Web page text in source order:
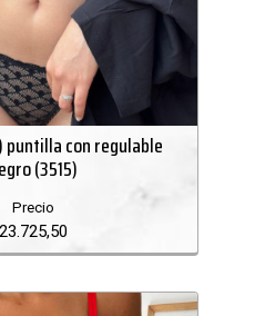
puntilla con regulable
(3515)
Precio
23.725,50